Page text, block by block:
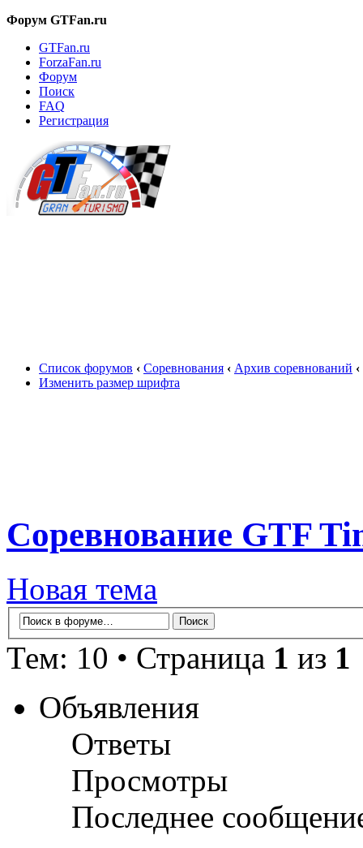
Форум GTFan.ru
GTFan.ru
ForzaFan.ru
Форум
Поиск
FAQ
Регистрация
Список форумов ‹ Соревнования ‹ Архив соревнований ‹
Изменить размер шрифта
Соревнование GTF
Новая тема
Тем: 10 • Страница 1 из 1
Объявления
Ответы
Просмотры
Последнее